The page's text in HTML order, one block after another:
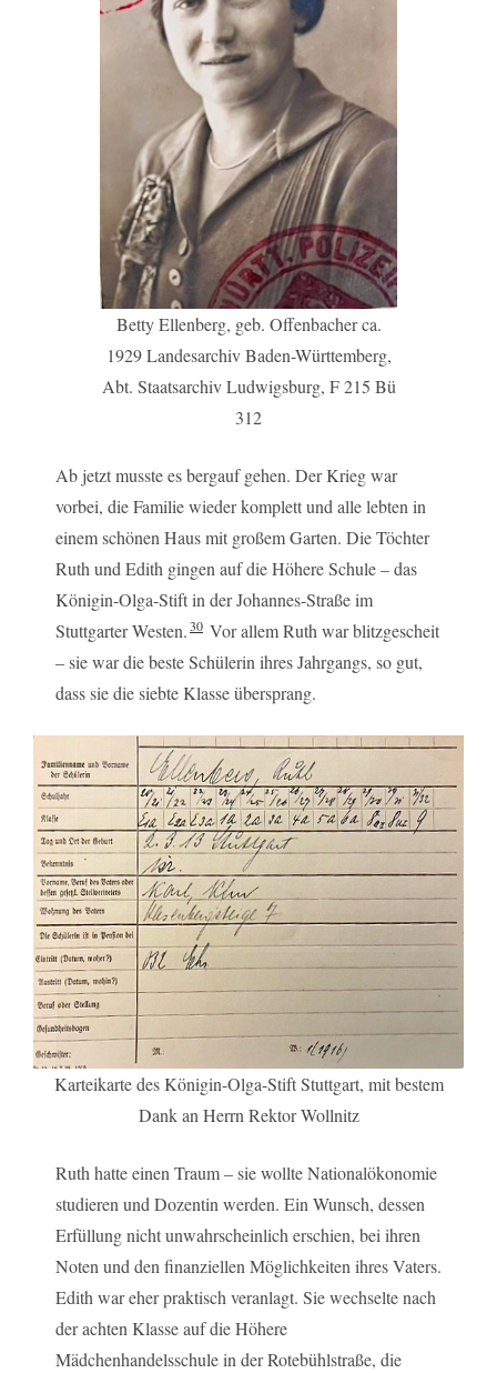
Betty Ellenberg, geb. Offenbacher ca.
1929 Landesarchiv Baden-Württemberg,
Abt. Staatsarchiv Ludwigsburg, F 215 Bü
312
Ab jetzt musste es bergauf gehen. Der Krieg war
vorbei, die Familie wieder komplett und alle lebten in
einem schönen Haus mit großem Garten. Die Töchter
Ruth und Edith gingen auf die Höhere Schule – das
Königin-Olga-Stift in der Johannes-Straße im
Stuttgarter Westen.30 Vor allem Ruth war blitzgescheit
– sie war die beste Schülerin ihres Jahrgangs, so gut,
dass sie die siebte Klasse übersprang.
Karteikarte des Königin-Olga-Stift Stuttgart, mit bestem
Dank an Herrn Rektor Wollnitz
Ruth hatte einen Traum – sie wollte Nationalökonomie
studieren und Dozentin werden. Ein Wunsch, dessen
Erfüllung nicht unwahrscheinlich erschien, bei ihren
Noten und den finanziellen Möglichkeiten ihres Vaters.
Edith war eher praktisch veranlagt. Sie wechselte nach
der achten Klasse auf die Höhere
Mädchenhandelsschule in der Rotebühlstraße, die